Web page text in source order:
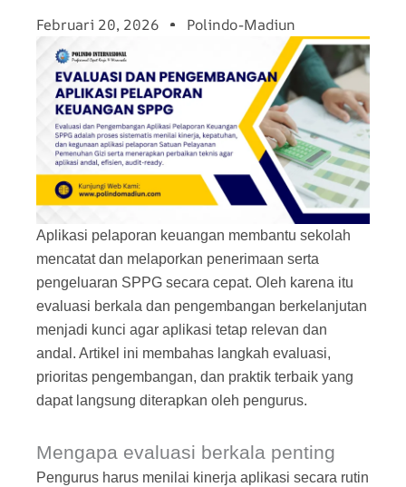
Februari 20, 2026 Polindo-Madiun
Aplikasi pelaporan keuangan membantu sekolah
mencatat dan melaporkan penerimaan serta
pengeluaran SPPG secara cepat. Oleh karena itu
evaluasi berkala dan pengembangan berkelanjutan
menjadi kunci agar aplikasi tetap relevan dan
andal. Artikel ini membahas langkah evaluasi,
prioritas pengembangan, dan praktik terbaik yang
dapat langsung diterapkan oleh pengurus.
Mengapa evaluasi berkala penting
Pengurus harus menilai kinerja aplikasi secara rutin